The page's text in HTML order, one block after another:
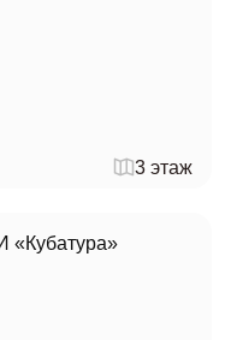
3 этаж